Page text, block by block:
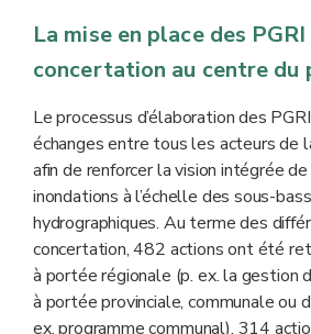
La mise en place des
concertation au centre du
Le processus d’élaboration des
échanges entre tous les acteurs de
afin de renforcer la vision intégrée
inondations à l’échelle des sous-
hydrographiques. Au terme des
concertation, 482 actions ont été
à portée régionale (p. ex. la gestion
à portée provinciale, communale ou
ex. programme communal), 314